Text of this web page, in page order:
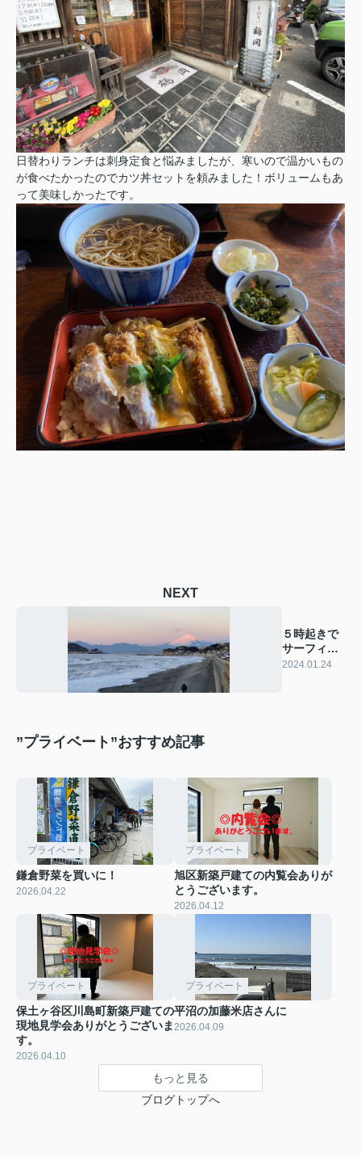
日替わりランチは刺身定食と悩みましたが、寒いので温かいもの
が食べたかったのでカツ丼セットを頼みました！ボリュームもあ
って美味しかったです。
NEXT
５時起きで
サーフィン
してきまし
2024.01.24
”プライベート”おすすめ記事
プライベート
鎌倉野菜を買いに！
2026.04.22
プライベート
旭区新築戸建ての内覧会ありが
とうございます。
2026.04.12
プライベート
保土ヶ谷区川島町新築戸建ての
現地見学会ありがとうございま
す。
2026.04.10
プライベート
平沼の加藤米店さんに
2026.04.09
もっと見る
ブログトップへ